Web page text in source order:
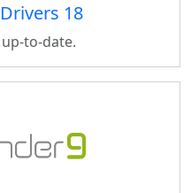
18
to-date.